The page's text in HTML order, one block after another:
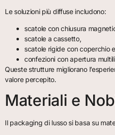
Le soluzioni più diffuse includono:
scatole con chiusura
scatole a cassetto,
scatole rigide con coperchio
confezioni con apertura
Queste strutture migliorano
valore percepito.
Materiali e
Il packaging di lusso si basa su